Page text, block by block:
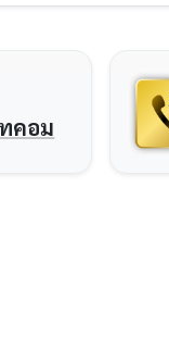
คอม